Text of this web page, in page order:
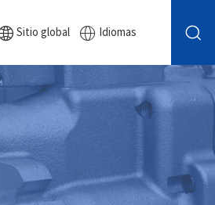
Sitio global Idiomas